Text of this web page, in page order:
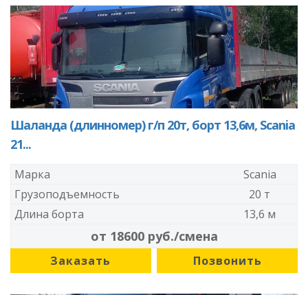
Шаланда (длинномер) г/п 20т, борт 13,6м, Scania
21...
Марка
Scania
Грузоподъемность
20 т
Длина борта
13,6 м
от 18600 руб./смена
Заказать Позвонить